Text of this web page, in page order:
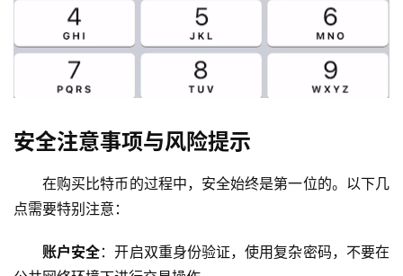
安全注意事项与风险提示
在购买比特币的过程中，安全始终是第一位的。以下几
点需要特别注意：
账户安全：开启双重身份验证，使用复杂密码，不要在